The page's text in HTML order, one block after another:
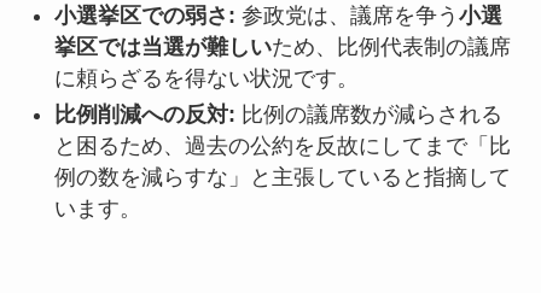
小選挙区での弱さ: 参政党は、議席を争う 小選
挙区では当選が難しいため、比例代表制の議席
に頼らざるを得ない状況です。
比例削減への反対: 比例の議席数が減らされる
と困るため、過去の公約を反故にしてまで「比
例の数を減らすな」と主張していると指摘して
います。